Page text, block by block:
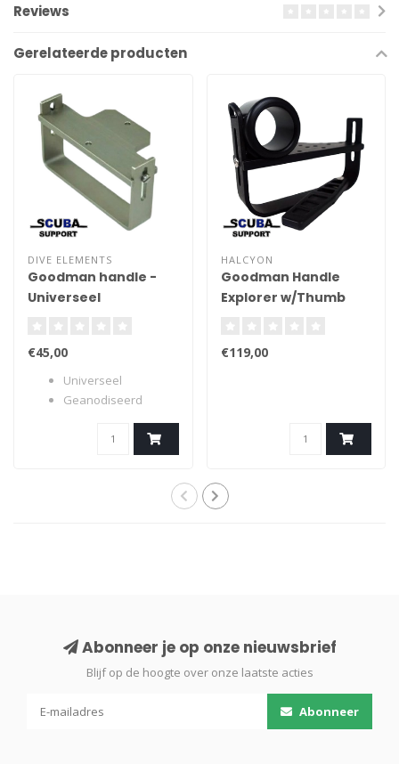
Reviews
Gerelateerde producten
DIVE ELEMENTS
Goodman handle -
Universeel
€45,00
Universeel
Geanodiseerd
HALCYON
Goodman Handle
Explorer w/Thumb
€119,00
Abonneer je op onze nieuwsbrief
Blijf op de hoogte over onze laatste acties
Abonneer